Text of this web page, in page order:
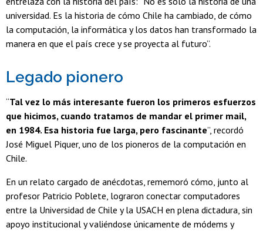
universidad. Es la historia de cómo Chile ha cambiado, de cómo
la computación, la informática y los datos han transformado la
manera en que el país crece y se proyecta al futuro”.
Legado pionero
“Tal vez lo más interesante fueron los primeros esfuerzos
que hicimos, cuando tratamos de mandar el primer mail,
en 1984. Esa historia fue larga, pero fascinante”, recordó
José Miguel Piquer, uno de los pioneros de la computación en
Chile.
En un relato cargado de anécdotas, rememoró cómo, junto al
profesor Patricio Poblete, lograron conectar computadores
entre la Universidad de Chile y la USACH en plena dictadura, sin
apoyo institucional y valiéndose únicamente de módems y